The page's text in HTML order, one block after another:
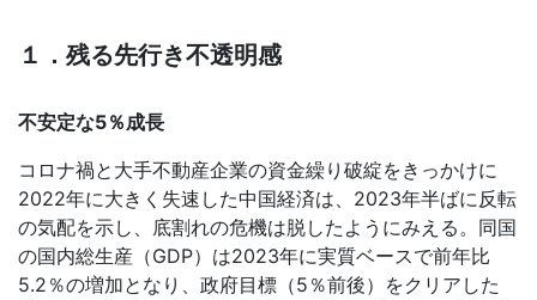
１．残る先行き不透明感
不安定な5％成長
コロナ禍と大手不動産企業の資金繰り破綻をきっかけに
2022年に大きく失速した中国経済は、 2023年半ばに反転
の気配を示し、底割れの危機は脱したようにみえる。同国
の国内総生産（GDP）は2023年に実質ベースで前年比
5.2 ％の増加となり、政府目標（5 ％前後）をクリアした